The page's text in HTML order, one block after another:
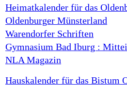
Heimatkalender für das
Oldenburger Münsterland
Warendorfer Schriften
Gymnasium Bad Iburg :
NLA Magazin
Hauskalender für das Bistum